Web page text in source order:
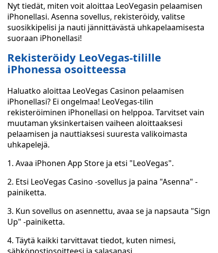
Nyt tiedät, miten voit aloittaa LeoVegasin pelaamisen
iPhonellasi. Asenna sovellus, rekisteröidy, valitse
suosikkipelisi ja nauti jännittävästä uhkapelaamisesta
suoraan iPhonellasi!
Rekisteröidy LeoVegas-tilille
iPhonessa osoitteessa
Haluatko aloittaa LeoVegas Casinon pelaamisen
iPhonellasi? Ei ongelmaa! LeoVegas-tilin
rekisteröiminen iPhonellasi on helppoa. Tarvitset vain
muutaman yksinkertaisen vaiheen aloittaaksesi
pelaamisen ja nauttiaksesi suuresta valikoimasta
uhkapelejä.
1. Avaa iPhonen App Store ja etsi "LeoVegas".
2. Etsi LeoVegas Casino -sovellus ja paina "Asenna" -
painiketta.
3. Kun sovellus on asennettu, avaa se ja napsauta "Sign
Up" -painiketta.
4. Täytä kaikki tarvittavat tiedot, kuten nimesi,